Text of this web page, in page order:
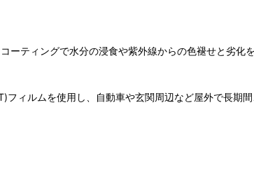
ーティングで水分の浸食や紫外線からの色褪せと劣化
ィルムを使用し、自動車や玄関周辺など屋外で長期間